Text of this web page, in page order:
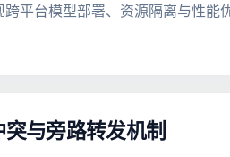
平台模型部署、资源隔离与性能
与旁路转发机制